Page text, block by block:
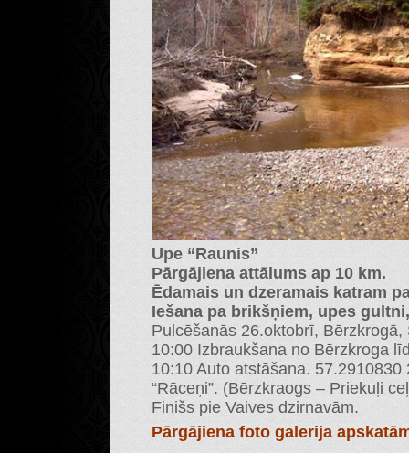
Upe “Raunis”
Pārgājiena attālums ap 10 km.
Ēdamais un dzeramais katram
Iešana pa brikšņiem, upes
Pulcēšanās 26.oktobrī, Bērzkrogā,
10:00 Izbraukšana no Bērzkroga
10:10 Auto atstāšana.
“Rāceņi”. (Bērzkraogs – Priekuļi
Finišs pie Vaives dzirnavām.
Pārgājiena foto galerija